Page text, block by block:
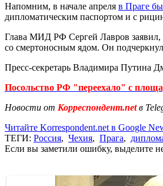
Напомним, в начале апреля в Праге
дипломатическим паспортом и с
Глава МИД РФ Сергей Лавров заявил,
со смертоносным ядом. Он
Пресс-секретарь Владимира Путина
Посольство РФ "переехало" с
Новости от Корреспондент.netв
Читайте Korrespondent.net в Google
ТЕГИ: Россия, Чехия, Прага,
Если вы заметили ошибку, выделите